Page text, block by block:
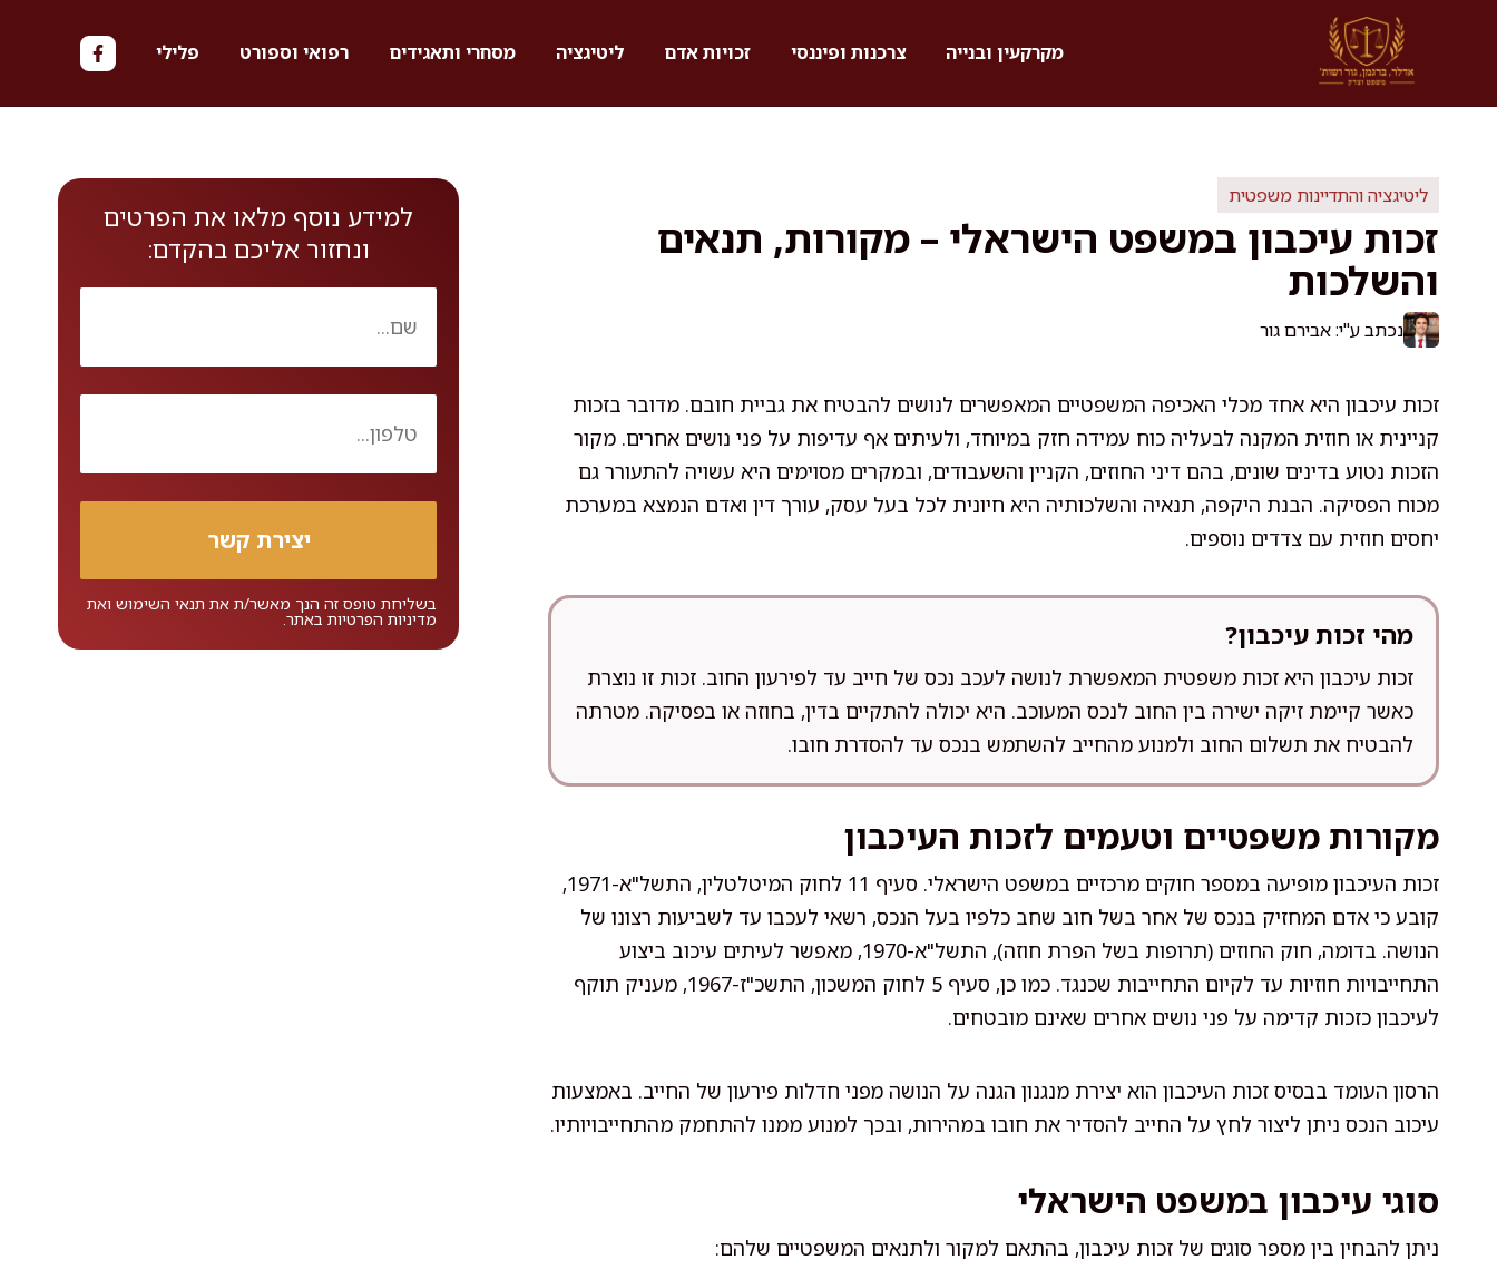
מקרקעין ובנייה צרכנות ופיננסי זכויות אדם ליטיגציה מסחרי ותאגידים רפואי וספורט פלילי
ליטיגציה והתדיינות משפטית
זכות עיכבון במשפט הישראלי – מקורות, תנאים
והשלכות
נכתב ע"י: אבירם גור
זכות עיכבון היא אחד מכלי האכיפה המשפטיים המאפשרים לנושים להבטיח את גביית חובם. מדובר בזכות
קניינית או חוזית המקנה לבעליה כוח עמידה חזק במיוחד, ולעיתים אף עדיפות על פני נושים אחרים. מקור
הזכות נטוע בדינים שונים, בהם דיני החוזים, הקניין והשעבודים, ובמקרים מסוימים היא עשויה להתעורר גם
מכוח הפסיקה. הבנת היקפה, תנאיה והשלכותיה היא חיונית לכל בעל עסק, עורך דין ואדם הנמצא במערכת
יחסים חוזית עם צדדים נוספים.
מהי זכות עיכבון?
זכות עיכבון היא זכות משפטית המאפשרת לנושה לעכב נכס של חייב עד לפירעון החוב. זכות זו נוצרת
כאשר קיימת זיקה ישירה בין החוב לנכס המעוכב. היא יכולה להתקיים בדין, בחוזה או בפסיקה. מטרתה
להבטיח את תשלום החוב ולמנוע מהחייב להשתמש בנכס עד להסדרת חובו.
מקורות משפטיים וטעמים לזכות העיכבון
זכות העיכבון מופיעה במספר חוקים מרכזיים במשפט הישראלי. סעיף 11 לחוק המיטלטלין, התשל"א-1971,
קובע כי אדם המחזיק בנכס של אחר בשל חוב שחב כלפיו בעל הנכס, רשאי לעכבו עד לשביעות רצונו של
הנושה. בדומה, חוק החוזים (תרופות בשל הפרת חוזה), התשל"א-1970, מאפשר לעיתים עיכוב ביצוע
התחייבויות חוזיות עד לקיום התחייבות שכנגד. כמו כן, סעיף 5 לחוק המשכון, התשכ"ז-1967, מעניק תוקף
לעיכבון כזכות קדימה על פני נושים אחרים שאינם מובטחים.
הרסון העומד בבסיס זכות העיכבון הוא יצירת מנגנון הגנה על הנושה מפני חדלות פירעון של החייב. באמצעות
עיכוב הנכס ניתן ליצור לחץ על החייב להסדיר את חובו במהירות, ובכך למנוע ממנו להתחמק מהתחייבויותיו.
סוגי עיכבון במשפט הישראלי
ניתן להבחין בין מספר סוגים של זכות עיכבון, בהתאם למקור ולתנאים המשפטיים שלהם:
למידע נוסף מלאו את הפרטים
ונחזור אליכם בהקדם:
בשליחת טופס זה הנך מאשר/ת את תנאי השימושואת
מדיניות הפרטיותבאתר.